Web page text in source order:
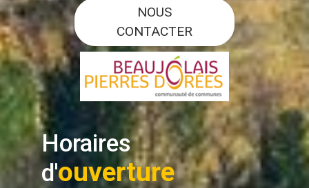
NOUS
CONTACTER
Horaires
d'ouverture